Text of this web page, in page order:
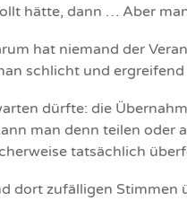
hätte, dann … Aber
hat niemand der
schlicht und
dürfte: die
man denn teilen oder
tatsächlich
dort zufälligen